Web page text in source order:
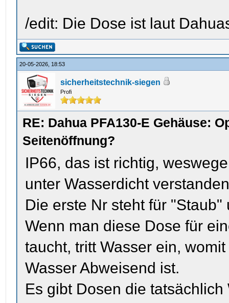
/edit: Die Dose ist laut
20-05-2026, 18:53
sicherheitstechnik-siegen
Profi
RE: Dahua PFA130-E Gehäuse:
Seitenöffnung?
IP66, das ist richtig,
unter Wasserdicht
Die erste Nr steht für
Wenn man diese Dose für
taucht, tritt Wasser ein,
Wasser Abweisend ist.
Es gibt Dosen die